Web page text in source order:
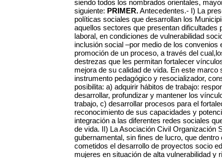
siendo todos los nombrados orientales,
siguiente: PRIMER.Antecedentes.- I) La
políticas sociales que desarrollan los
aquellos sectores que presentan dificultades
laboral, en condiciones de vulnerabilidad
inclusión social –por medio de los convenios
promoción de un proceso, a través del
destrezas que les permitan fortalecer
mejora de su calidad de vida. En este marco
instrumento pedagógico y resocializador,
posibilita: a) adquirir hábitos de trabajo:
desarrollar, profundizar y mantener los
trabajo, c) desarrollar procesos para el
reconocimiento de sus capacidades y
integración a las diferentes redes sociales
de vida. II) La Asociación Civil Organización
gubernamental, sin fines de lucro, que
cometidos el desarrollo de proyectos socio
mujeres en situación de alta vulnerabilidad y